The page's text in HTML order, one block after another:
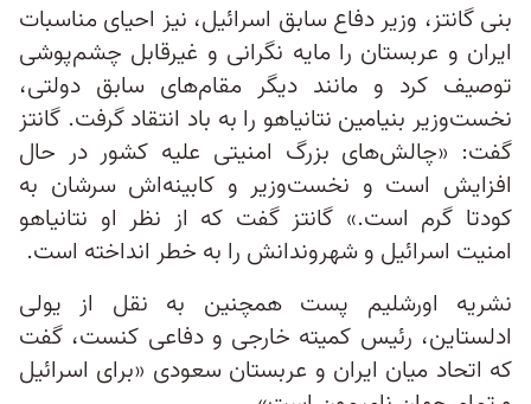
بنی گانتز، وزیر دفاع سابق اسرائیل، نیز احیای مناسبات
ایران و عربستان را مایه نگرانی و غیرقابل چشم‌پوشی
توصیف کرد و مانند دیگر مقام‌های سابق دولتی،
نخست‌وزیر بنیامین نتانیاهو را به باد انتقاد گرفت. گانتز
گفت: «چالش‌های بزرگ امنیتی علیه کشور در حال
افزایش است و نخست‌وزیر و کابینه‌اش سرشان به
کودتا گرم است.» گانتز گفت که از نظر او نتانیاهو
امنیت اسرائیل و شهروندانش را به خطر انداخته است.
نشریه اورشلیم‌ پست همچنین به نقل از یولی
ادلستاین، رئیس کمیته خارجی و دفاعی کنست، گفت
که اتحاد میان ایران و عربستان سعودی «برای اسرائیل